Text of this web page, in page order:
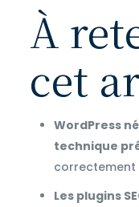
À
cet
WordPress
technique
Les plugins